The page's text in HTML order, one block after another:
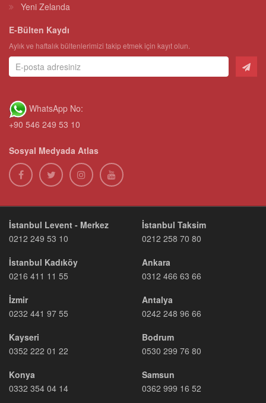
Yeni Zelanda
E-Bülten Kaydı
Aylık ve haftalık bültenlerimizi takip etmek için kayıt olun.
WhatsApp No:
+90 546 249 53 10
Sosyal Medyada Atlas
İstanbul Levent - Merkez
0212 249 53 10
İstanbul Taksim
0212 258 70 80
İstanbul Kadıköy
0216 411 11 55
Ankara
0312 466 63 66
İzmir
0232 441 97 55
Antalya
0242 248 96 66
Kayseri
0352 222 01 22
Bodrum
0530 299 76 80
Konya
0332 354 04 14
Samsun
0362 999 16 52